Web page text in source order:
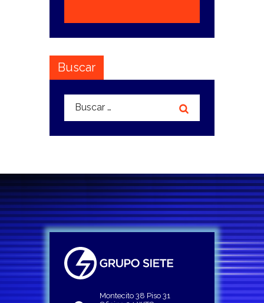
Buscar
Buscar:
Montecito 38 Piso 31